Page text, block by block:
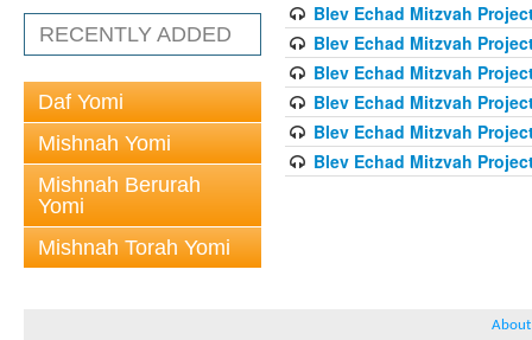
RECENTLY ADDED
Daf Yomi
Mishnah Yomi
Mishnah Berurah
Yomi
Mishnah Torah Yomi
Blev Echad Mitzvah
Blev Echad Mitzvah
Blev Echad Mitzvah
Blev Echad Mitzvah
Blev Echad Mitzvah
Blev Echad Mitzvah
About